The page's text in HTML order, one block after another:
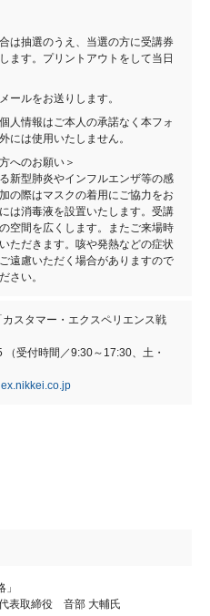
は抽選のうえ、当選の方に受講券
ます。プリントアウトをして当日
ールをお送りします。
人情報はご本人の承諾なく本フォ
には使用いたしません。
へのお願い＞
新型肺炎やインフルエンザ等の感
の際はマスクの着用にご協力をお
は消毒液を設置いたします。受講
空間を広くします。またご来場時
ただきます。咳や発熱などの症状
遠慮いただく場合がありますので
さい。
スタマー・エクスペリエンス戦
受付時間／9:30～17:30、土・
表取締役 音部 大輔氏